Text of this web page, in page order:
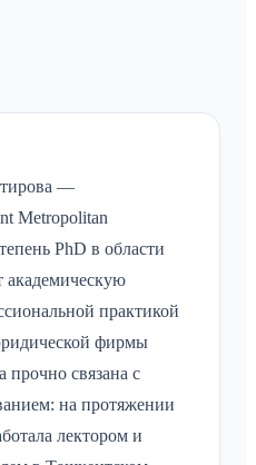
—
Metropolitan
PhD в области
академическую
практикой
фирмы
прочно связана с
на протяжении
лектором и